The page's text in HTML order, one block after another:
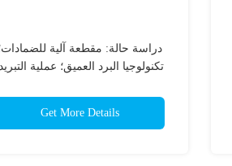
دراسة حالة: مقطعة آلية
تكنولوجيا البرد العميق؛ عملية
Get More Details